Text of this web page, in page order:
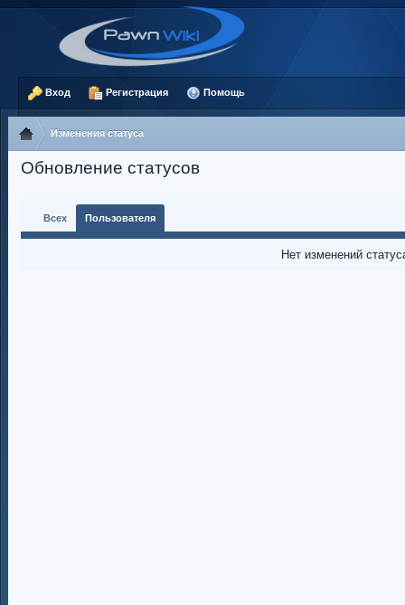
Вход Регистрация Помощь
Изменения статуса
Обновление статусов
Всех Пользователя
Нет изменений